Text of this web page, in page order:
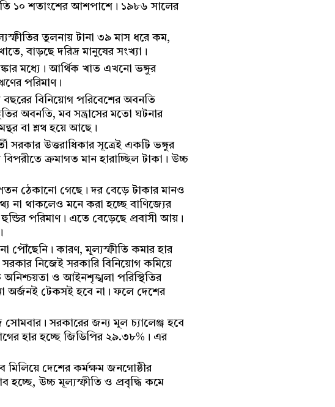
১০ শতাংশের আশপাশে। ১৯৮৬ সালের
তুলনায় টানা ৩৯ মাস ধরে কম,
বাড়ছে দরিদ্র মানুষের সংখ্যা।
মধ্যে। আর্থিক খাত এখনো ভঙ্গুর
পরিমাণ।
বছরের বিনিয়োগ পরিবেশের অবনতি
অবনতি, মব সন্ত্রাসের মতো ঘটনার
বা শ্লথ হয়ে আছে।
সরকার উত্তরাধিকার সূত্রেই একটি ভঙ্গুর
ক্রমাগত মান হারাচ্ছিল টাকা। উচ্চ
ঠেকানো গেছে। দর বেড়ে টাকার মানও
না থাকলেও মনে করা হচ্ছে বাণিজ্যের
পরিমাণ। এতে বেড়েছে প্রবাসী আয়।
পৌঁছেনি। কারণ, মূল্যস্ফীতি কমার হার
সরকার নিজেই সরকারি বিনিয়োগ কমিয়ে
অনিশ্চয়তা ও আইনশৃঙ্খলা পরিস্থিতির
অর্জনই টেকসই হবে না। ফলে দেশের
সরকারের জন্য মূল চ্যালেঞ্জ হবে
হার হচ্ছে জিডিপির ২৯.৩৮%। এর
দেশের কর্মক্ষম জনগোষ্ঠীর
হচ্ছে, উচ্চ মূল্যস্ফীতি ও প্রবৃদ্ধি কমে